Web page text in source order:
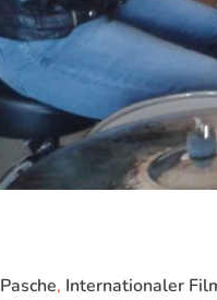
, Internationaler